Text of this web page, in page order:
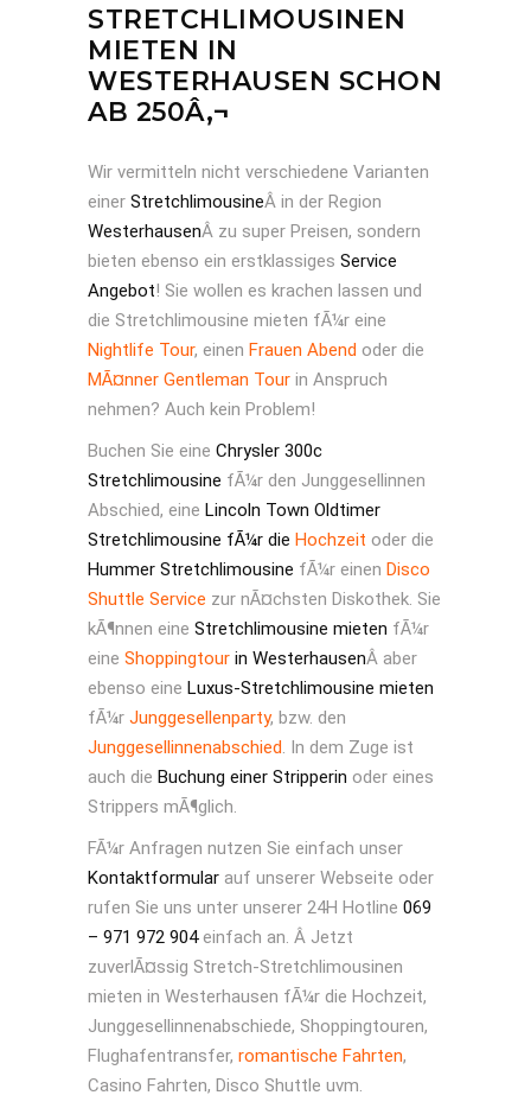
STRETCHLIMOUSINEN
MIETEN IN
WESTERHAUSEN SCHON
AB 250Â‚¬
Wir vermitteln nicht verschiedene Varianten
einer StretchlimousineÂ in der Region
WesterhausenÂ zu super Preisen, sondern
bieten ebenso ein erstklassiges Service
Angebot! Sie wollen es krachen lassen und
die Stretchlimousine mieten fÃ¼r eine
Nightlife Tour, einen Frauen Abend oder die
MÃ¤nner Gentleman Tour in Anspruch
nehmen? Auch kein Problem!
Buchen Sie eine Chrysler 300c
Stretchlimousine fÃ¼r den Junggesellinnen
Abschied, eine Lincoln Town Oldtimer
Stretchlimousine fÃ¼r die Hochzeit oder die
Hummer Stretchlimousine fÃ¼r einen Disco
Shuttle Service zur nÃ¤chsten Diskothek. Sie
kÃ¶nnen eine Stretchlimousine mieten fÃ¼r
eine Shoppingtour in WesterhausenÂ aber
ebenso eine Luxus-Stretchlimousine mieten
fÃ¼r Junggesellenparty, bzw. den
Junggesellinnenabschied. In dem Zuge ist
auch die Buchung einer Stripperin oder eines
Strippers mÃ¶glich.
FÃ¼r Anfragen nutzen Sie einfach unser
Kontaktformular auf unserer Webseite oder
rufen Sie uns unter unserer 24H Hotline 069
– 971 972 904einfach an. Â Jetzt
zuverlÃ¤ssig Stretch-Stretchlimousinen
mieten in Westerhausen fÃ¼r die Hochzeit,
Junggesellinnenabschiede, Shoppingtouren,
Flughafentransfer, romantische Fahrten,
Casino Fahrten, Disco Shuttle uvm.